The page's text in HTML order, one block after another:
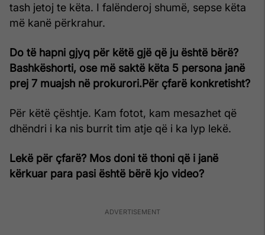
tash jetoj te këta. I falënderoj shumë, sepse këta
më kanë përkrahur.
Do të hapni gjyq për këtë gjë që ju është bërë?
Bashkëshorti, ose më saktë këta 5 persona janë
prej 7 muajsh në prokurori.Për çfarë konkretisht?
Për këtë çështje. Kam fotot, kam mesazhet që
dhëndri i ka nis burrit tim atje që i ka lyp lekë.
Lekë për çfarë? Mos doni të thoni që i janë
kërkuar para pasi është bërë kjo video?